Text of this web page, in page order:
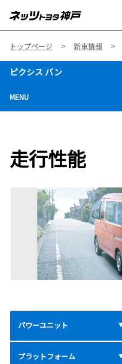
トップページ 新車情報
ピクシス バン
MENU
走行性能
パワーユニット
プラットフォーム